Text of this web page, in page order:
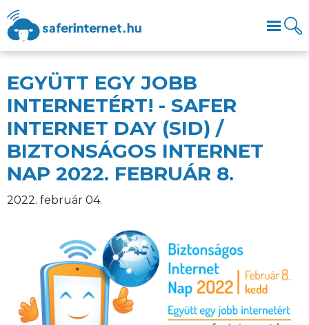
EGYÜTT EGY JOBB
INTERNETÉRT! - SAFER
INTERNET DAY (SID) /
BIZTONSÁGOS INTERNET
NAP 2022. FEBRUÁR 8.
2022. február 04.